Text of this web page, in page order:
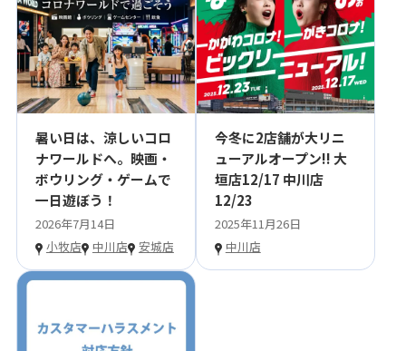
暑い日は、涼しいコロ
ナワールドへ。映画・
ボウリング・ゲームで
一日遊ぼう！
2026年7月14日
小牧店
中川店 安城店
今冬に2店舗が大リニ
ューアルオープン!! 大
垣店12/17 中川店
12/23
2025年11月26日
中川店